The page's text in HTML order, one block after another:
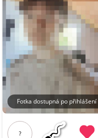
Fotka dostupná po přihlášení
?